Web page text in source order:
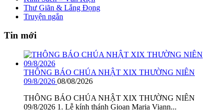
Thư Giãn & Lắng Đọng
Truyện ngắn
Tin mới
THÔNG BÁO CHÚA NHẬT XIX THƯỜNG NIÊN
09/8/2026 08/08/2026
THÔNG BÁO CHÚA NHẬT XIX THƯỜNG NIÊN
09/8/2026 1. Lễ kính thánh Gioan Maria Viann...